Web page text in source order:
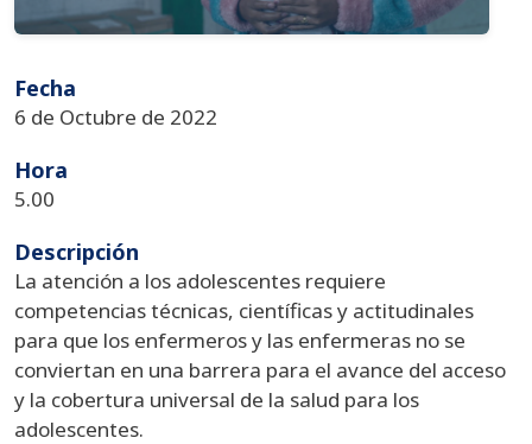
Fecha
6 de Octubre de 2022
Hora
5.00
Descripción
La atención a los adolescentes requiere
competencias técnicas, científicas y actitudinales
para que los enfermeros y las enfermeras no se
conviertan en una barrera para el avance del acceso
y la cobertura universal de la salud para los
adolescentes.